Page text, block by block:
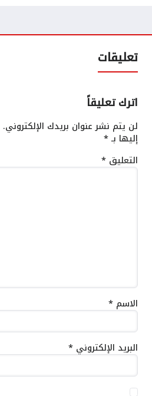
تعليقات
اترك تعليقاً
لن يتم نشر عنوان بريدك الإلكتروني.
إليها بـ*
التعليق *
الاسم *
البريد الإلكتروني *